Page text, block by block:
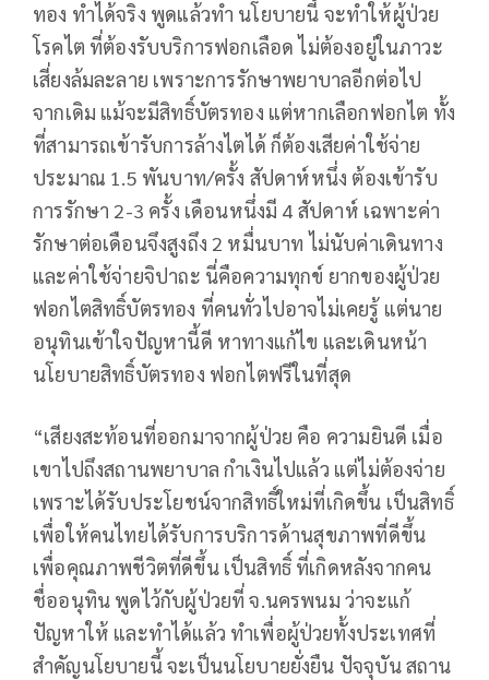
ทอง ทำได้จริง พูดแล้วทำ นโยบายนี้ จะทำให้ผู้ป่วย
โรคไต ที่ต้องรับบริการฟอกเลือด ไม่ต้องอยู่ในภาวะ
เสี่ยงล้มละลาย เพราะการรักษาพยาบาลอีกต่อไป
จากเดิม แม้จะมีสิทธิ์บัตรทอง แต่หากเลือกฟอกไต ทั้ง
ที่สามารถเข้ารับการล้างไตได้ ก็ต้องเสียค่าใช้จ่าย
ประมาณ 1.5 พันบาท/ครั้ง สัปดาห์หนึ่ง ต้องเข้ารับ
การรักษา 2-3 ครั้ง เดือนหนึ่งมี 4 สัปดาห์ เฉพาะค่า
รักษาต่อเดือนจึงสูงถึง 2 หมื่นบาท ไม่นับค่าเดินทาง
และค่าใช้จ่ายจิปาถะ นี่คือความทุกข์ ยากของผู้ป่วย
ฟอกไตสิทธิ์บัตรทอง ที่คนทั่วไปอาจไม่เคยรู้ แต่นาย
อนุทินเข้าใจปัญหานี้ดี หาทางแก้ไข และเดินหน้า
นโยบายสิทธิ์บัตรทอง ฟอกไตฟรีในที่สุด
“เสียงสะท้อนที่ออกมาจากผู้ป่วย คือ ความยินดี เมื่อ
เขาไปถึงสถานพยาบาล กำเงินไปแล้ว แต่ไม่ต้องจ่าย
เพราะได้รับประโยชน์จากสิทธิ์ใหม่ที่เกิดขึ้น เป็นสิทธิ์
เพื่อให้คนไทยได้รับการบริการด้านสุขภาพที่ดีขึ้น
เพื่อคุณภาพชีวิตที่ดีขึ้น เป็นสิทธิ์ ที่เกิดหลังจากคน
ชื่ออนุทิน พูดไว้กับผู้ป่วยที่ จ.นครพนม ว่าจะแก้
ปัญหาให้ และทำได้แล้ว ทำเพื่อผู้ป่วยทั้งประเทศที่
สำคัญนโยบายนี้ จะเป็นนโยบายยั่งยืน ปัจจุบัน สถาน